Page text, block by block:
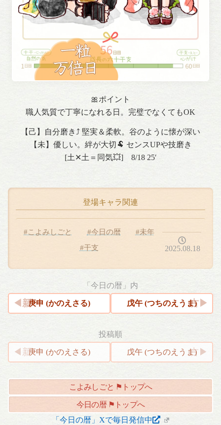
🎀ポイント
職人気質で丁寧になれる日。完璧でなくてもOK
【己】自分磨き⤴ 堅実＆柔軟。谷のように懐が深い
【未】優しい。絆が大切🐏 センスUPや技磨き
[土✕土＝同気💥] 8/18 25′
登場キャラ関連
#こよみしごと #今日の暦
#未年
#干支
2025.08.18
「今日の暦」内
庚申 (かのえさる) 戊午 (つちのえうま)
投稿順
投
稿
ナ
ー
戊午 (つちのえうま)
庚申 (かのえさる)
こよみしごと ⚑トップへ
今日の暦 ⚑トップへ
「今日の暦」Xで毎日発信中